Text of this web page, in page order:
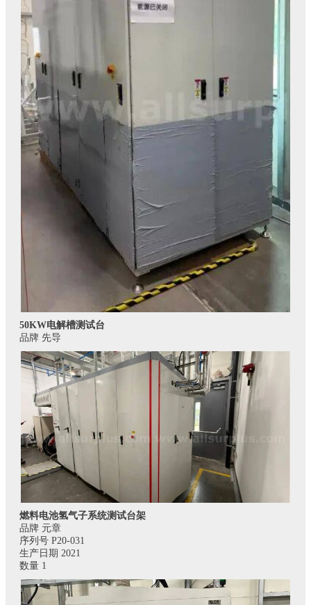
50KW电解槽测试台
品牌 先导
燃料电池氢气子系统测试台架
品牌 元章
序列号 P20-031
生产日期 2021
数量 1